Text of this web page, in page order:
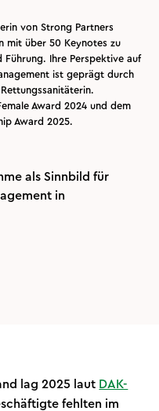
von Strong Partners
mit über 50 Keynotes zu
Führung. Ihre Perspektive auf
ist geprägt durch
Award 2024 und dem
Award 2025.
lag 2025 laut DAK-
fehlten im